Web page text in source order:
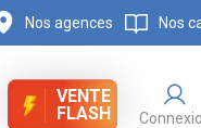
Nos agences Nos
VENTE
FLASH